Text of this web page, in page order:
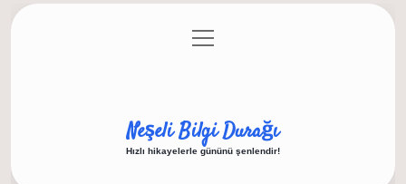
Gizlilik Politikası
menüyü
aç
Neşeli Bilgi Durağı
Hızlı hikayelerle gününü şenlendir!